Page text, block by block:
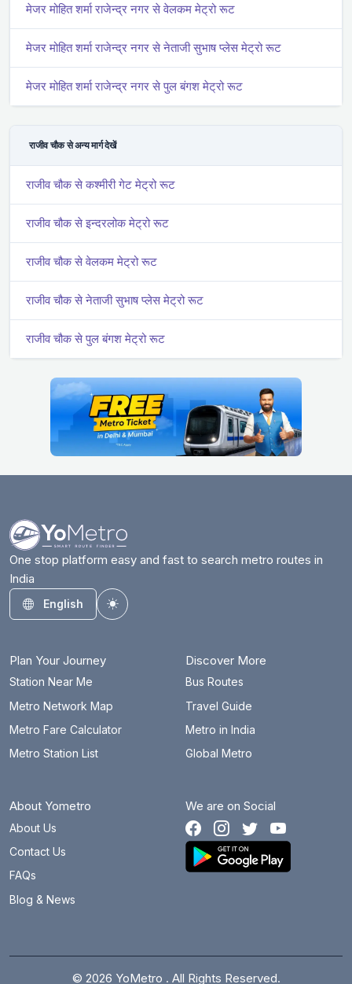
मे‌‌जर मोहित शर्मा राजेन्द्र नगर से वेलकम मेट्रो रूट
मे‌‌जर मोहित शर्मा राजेन्द्र नगर से नेताजी सुभाष प्लेस मेट्रो रूट
मे‌‌जर मोहित शर्मा राजेन्द्र नगर से पुल बंगश मेट्रो रूट
राजीव चौक से अन्य मार्ग देखें
राजीव चौक से कश्मीरी गेट मेट्रो रूट
राजीव चौक से इन्दरलोक मेट्रो रूट
राजीव चौक से वेलकम मेट्रो रूट
राजीव चौक से नेताजी सुभाष प्लेस मेट्रो रूट
राजीव चौक से पुल बंगश मेट्रो रूट
One stop platform easy and fast to search metro routes in
India
English
Toggle theme
Plan Your Journey
Station Near Me
Metro Network Map
Metro Fare Calculator
Metro Station List
Discover More
Bus Routes
Travel Guide
Metro in India
Global Metro
About Yometro
About Us
Contact Us
FAQs
Blog & News
We are on Social
© 2026 YoMetro . All Rights Reserved.